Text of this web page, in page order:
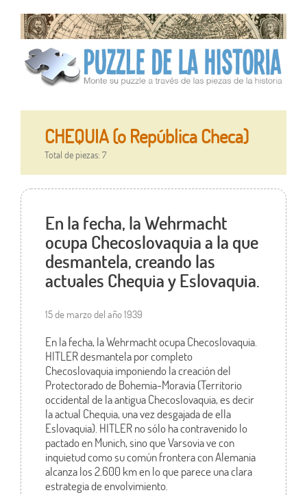
CHEQUIA (o República Checa)
Total de piezas: 7
En la fecha, la Wehrmacht
ocupa Checoslovaquia a la que
desmantela, creando las
actuales Chequia y Eslovaquia.
15 de marzo del año 1939
En la fecha, la Wehrmacht ocupa Checoslovaquia.
HITLER desmantela por completo
Checoslovaquia imponiendo la creación del
Protectorado de Bohemia-Moravia (Territorio
occidental de la antigua Checoslovaquia, es decir
la actual Chequia, una vez desgajada de ella
Eslovaquia). HITLER no sólo ha contravenido lo
pactado en Munich, sino que Varsovia ve con
inquietud como su común frontera con Alemania
alcanza los 2.600 km en lo que parece una clara
estrategia de envolvimiento.